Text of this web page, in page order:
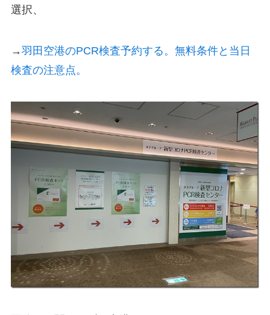
選択、
→羽田空港のPCR検査予約する。無料条件と当日
検査の注意点。